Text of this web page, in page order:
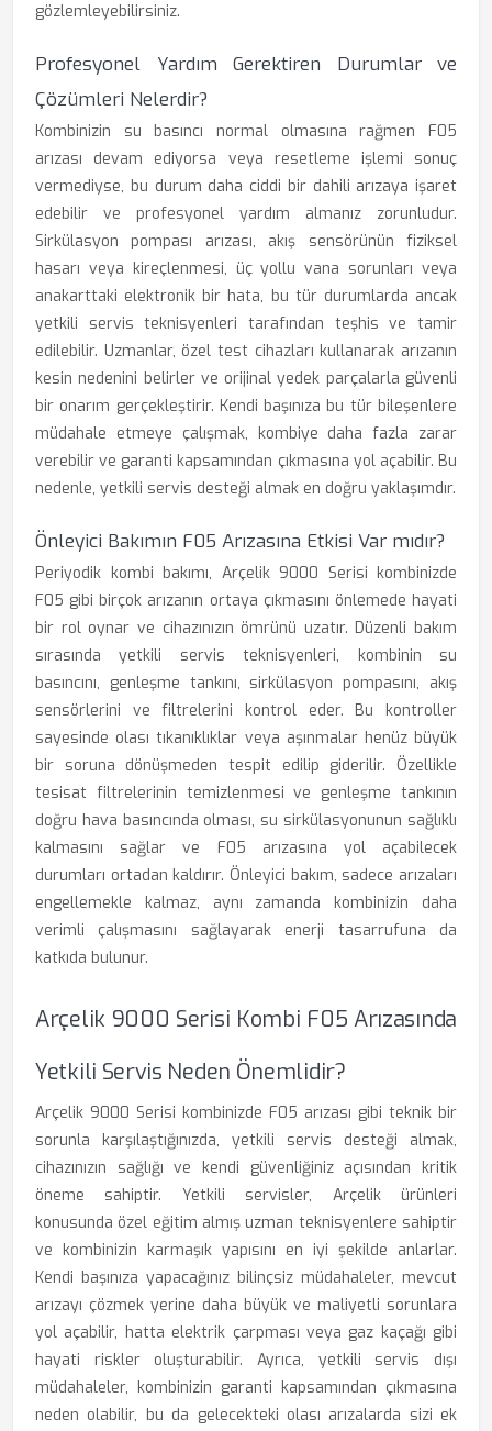
gözlemleyebilirsiniz.
Profesyonel Yardım Gerektiren Durumlar ve
Çözümleri Nelerdir?
Kombinizin su basıncı normal olmasına rağmen F05
arızası devam ediyorsa veya resetleme işlemi sonuç
vermediyse, bu durum daha ciddi bir dahili arızaya işaret
edebilir ve profesyonel yardım almanız zorunludur.
Sirkülasyon pompası arızası, akış sensörünün fiziksel
hasarı veya kireçlenmesi, üç yollu vana sorunları veya
anakarttaki elektronik bir hata, bu tür durumlarda ancak
yetkili servis teknisyenleri tarafından teşhis ve tamir
edilebilir. Uzmanlar, özel test cihazları kullanarak arızanın
kesin nedenini belirler ve orijinal yedek parçalarla güvenli
bir onarım gerçekleştirir. Kendi başınıza bu tür bileşenlere
müdahale etmeye çalışmak, kombiye daha fazla zarar
verebilir ve garanti kapsamından çıkmasına yol açabilir. Bu
nedenle, yetkili servis desteği almak en doğru yaklaşımdır.
Önleyici Bakımın F05 Arızasına Etkisi Var mıdır?
Periyodik kombi bakımı, Arçelik 9000 Serisi kombinizde
F05 gibi birçok arızanın ortaya çıkmasını önlemede hayati
bir rol oynar ve cihazınızın ömrünü uzatır. Düzenli bakım
sırasında yetkili servis teknisyenleri, kombinin su
basıncını, genleşme tankını, sirkülasyon pompasını, akış
sensörlerini ve filtrelerini kontrol eder. Bu kontroller
sayesinde olası tıkanıklıklar veya aşınmalar henüz büyük
bir soruna dönüşmeden tespit edilip giderilir. Özellikle
tesisat filtrelerinin temizlenmesi ve genleşme tankının
doğru hava basıncında olması, su sirkülasyonunun sağlıklı
kalmasını sağlar ve F05 arızasına yol açabilecek
durumları ortadan kaldırır. Önleyici bakım, sadece arızaları
engellemekle kalmaz, aynı zamanda kombinizin daha
verimli çalışmasını sağlayarak enerji tasarrufuna da
katkıda bulunur.
Arçelik 9000 Serisi Kombi F05 Arızasında
Yetkili Servis Neden Önemlidir?
Arçelik 9000 Serisi kombinizde F05 arızası gibi teknik bir
sorunla karşılaştığınızda, yetkili servis desteği almak,
cihazınızın sağlığı ve kendi güvenliğiniz açısından kritik
öneme sahiptir. Yetkili servisler, Arçelik ürünleri
konusunda özel eğitim almış uzman teknisyenlere sahiptir
ve kombinizin karmaşık yapısını en iyi şekilde anlarlar.
Kendi başınıza yapacağınız bilinçsiz müdahaleler, mevcut
arızayı çözmek yerine daha büyük ve maliyetli sorunlara
yol açabilir, hatta elektrik çarpması veya gaz kaçağı gibi
hayati riskler oluşturabilir. Ayrıca, yetkili servis dışı
müdahaleler, kombinizin garanti kapsamından çıkmasına
neden olabilir, bu da gelecekteki olası arızalarda sizi ek